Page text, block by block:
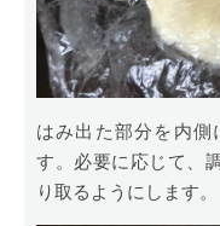
はみ出た部分を内側
す。必要に応じて、
り取るようにします。